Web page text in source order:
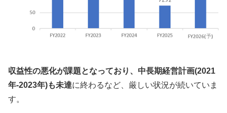
収益性の悪化が課題となっており、中長期経営計画(2021
年-2023年)も未達に終わるなど、厳しい状況が続いていま
す。